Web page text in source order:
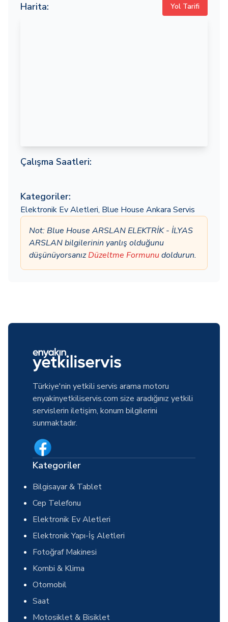
Harita: Yol Tarifi
Çalışma Saatleri:
Kategoriler:
Elektronik Ev Aletleri, Blue House Ankara Servis
Not: Blue House ARSLAN ELEKTRİK - İLYAS
ARSLAN bilgilerinin yanlış olduğunu
düşünüyorsanızDüzeltme Formunudoldurun.
Türkiye'nin yetkili servis arama motoru
enyakinyetkiliservis.com size aradığınız yetkili
servislerin iletişim, konum bilgilerini
sunmaktadır.
Kategoriler
Bilgisayar & Tablet
Cep Telefonu
Elektronik Ev Aletleri
Elektronik Yapı-İş Aletleri
Fotoğraf Makinesi
Kombi & Klima
Otomobil
Saat
Motosiklet & Bisiklet